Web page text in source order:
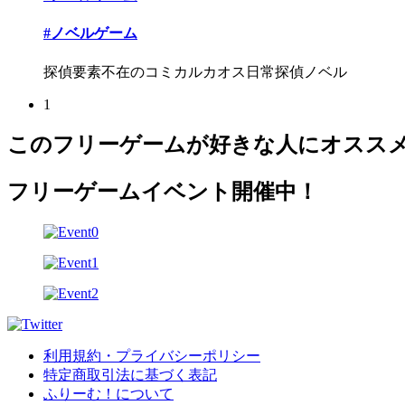
#ノベルゲーム
探偵要素不在のコミカルカオス日常探偵ノベル
1
このフリーゲームが好きな人にオスス
フリーゲームイベント開催中！
利用規約・プライバシーポリシー
特定商取引法に基づく表記
ふりーむ！について